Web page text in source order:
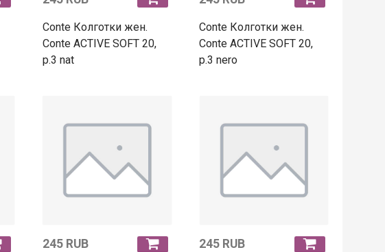
Conte Колготки жен.
Conte ACTIVE SOFT 20,
p.3 nat
Conte Колготки жен.
Conte ACTIVE SOFT 20,
p.3 nero
245 RUB 245 RUB